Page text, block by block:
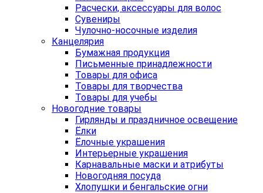
Расчески, аксессуары для волос
Сувениры
Чулочно-носочные изделия
Канцелярия
Бумажная продукция
Письменные принадлежности
Товары для офиса
Товары для творчества
Товары для учебы
Новогодние товары
Гирлянды и праздничное освещение
Ёлки
Ёлочные украшения
Интерьерные украшения
Карнавальные маски и атрибуты
Новогодняя посуда
Хлопушки и бенгальские огни